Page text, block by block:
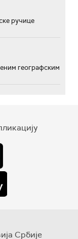
ручице
географским
Србије